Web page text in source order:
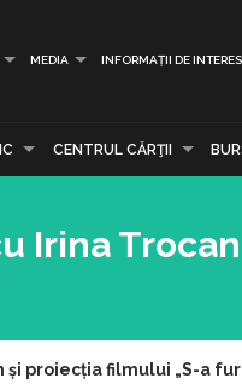
MEDIA INFORMAȚII DE
CENTRUL CĂRŢII
Irina
și proiecția filmului „S-a